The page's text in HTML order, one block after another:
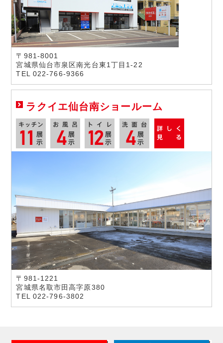
〒981-8001
宮城県仙台市泉区南光台東1丁目1-22
TEL 022-766-9366
ラクイエ仙台南ショールーム
〒981-1221
宮城県名取市田高字原380
TEL 022-796-3802